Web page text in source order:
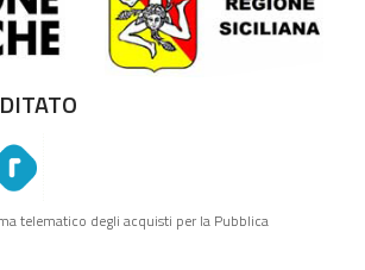
telematico degli acquisti per la Pubblica